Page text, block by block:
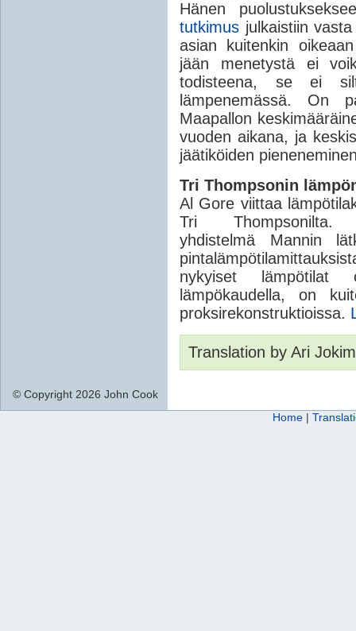
Hänen
tutkimus julkaistiin
asian kuitenkin
jään menetystä ei
todisteena, se ei
lämpenemässä. On
Maapallon
vuoden aikana, ja
jäätiköiden
Tri Thompsonin
Al Gore viittaa
Tri
yhdistelmä Mannin
nykyiset lämpötilat
lämpökaudella, on
proksirekonstruktioissa.
Translation by Ari
© Copyright 2026 John Cook
Home |